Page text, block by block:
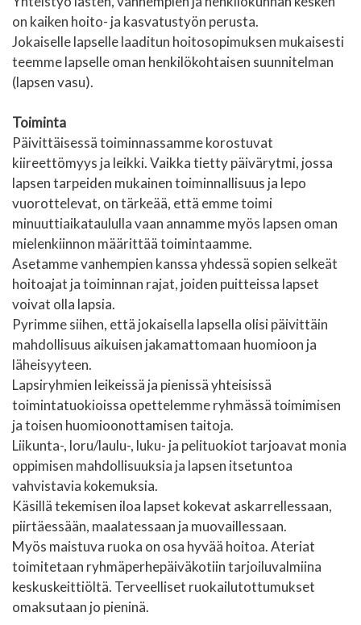
on kaiken hoito- ja kasvatustyön perusta.
Jokaiselle lapselle laaditun hoitosopimuksen mukaisesti
teemme lapselle oman henkilökohtaisen suunnitelman
(lapsen vasu).
Toiminta
Päivittäisessä toiminnassamme korostuvat
kiireettömyys ja leikki. Vaikka tietty päivärytmi, jossa
lapsen tarpeiden mukainen toiminnallisuus ja lepo
vuorottelevat, on tärkeää, että emme toimi
minuuttiaikataululla vaan annamme myös lapsen oman
mielenkiinnon määrittää toimintaamme.
Asetamme vanhempien kanssa yhdessä sopien selkeät
hoitoajat ja toiminnan rajat, joiden puitteissa lapset
voivat olla lapsia.
Pyrimme siihen, että jokaisella lapsella olisi päivittäin
mahdollisuus aikuisen jakamattomaan huomioon ja
läheisyyteen.
Lapsiryhmien leikeissä ja pienissä yhteisissä
toimintatuokioissa opettelemme ryhmässä toimimisen
ja toisen huomioonottamisen taitoja.
Liikunta-, loru/laulu-, luku- ja pelituokiot tarjoavat monia
oppimisen mahdollisuuksia ja lapsen itsetuntoa
vahvistavia kokemuksia.
Käsillä tekemisen iloa lapset kokevat askarrellessaan,
piirtäessään, maalatessaan ja muovaillessaan.
Myös maistuva ruoka on osa hyvää hoitoa. Ateriat
toimitetaan ryhmäperhepäiväkotiin tarjoiluvalmiina
keskuskeittiöltä. Terveelliset ruokailutottumukset
omaksutaan jo pieninä.